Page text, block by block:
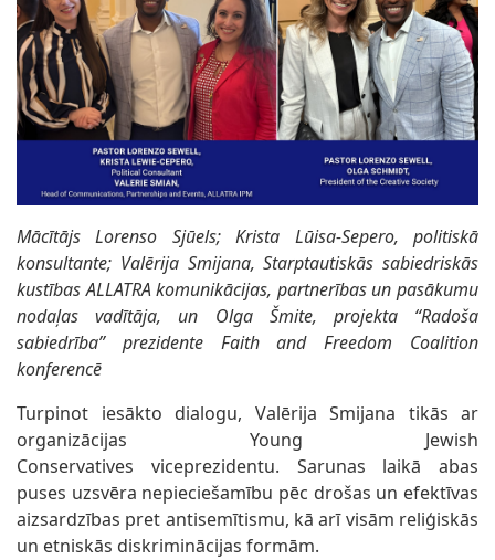
Mācītājs Lorenso Sjūels; Krista Lūisa-Sepero, politiskā
konsultante; Valērija Smijana, Starptautiskās sabiedriskās
kustības ALLATRA komunikācijas, partnerības un pasākumu
nodaļas vadītāja, un Olga Šmite, projekta “Radoša
sabiedrība” prezidente Faith and Freedom Coalition
konferencē
Turpinot iesākto dialogu, Valērija Smijana tikās ar
organizācijas Young Jewish
Conservatives viceprezidentu. Sarunas laikā abas
puses uzsvēra nepieciešamību pēc drošas un efektīvas
aizsardzības pret antisemītismu, kā arī visām reliģiskās
un etniskās diskriminācijas formām.